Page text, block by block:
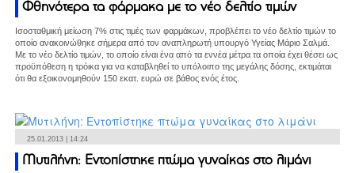
Φθηνότερα τα φάρμακα με το νέο δελτίο τιμών
Ισοσταθμική μείωση 7% στις τιμές των φαρμάκων, προβλέπει το νέο δελτίο τιμών το
οποίο ανακοινώθηκε σήμερα από τον αναπληρωτή υπουργό Υγείας Μάριο Σαλμά.
Με το νέο δελτίο τιμών, το οποίο είναι ένα από τα εννέα μέτρα τα οποία έχει θέσει ως
προϋπόθεση η τρόικα για να καταβληθεί το υπόλοιπo της μεγάλης δόσης, εκτιμάται
ότι θα εξοικονομηθούν 150 εκατ. ευρώ σε βάθος ενός έτος.
25.01.2013 | 14:24
Μυτιλήνη: Εντοπίστηκε πτώμα γυναίκας στο λιμάνι